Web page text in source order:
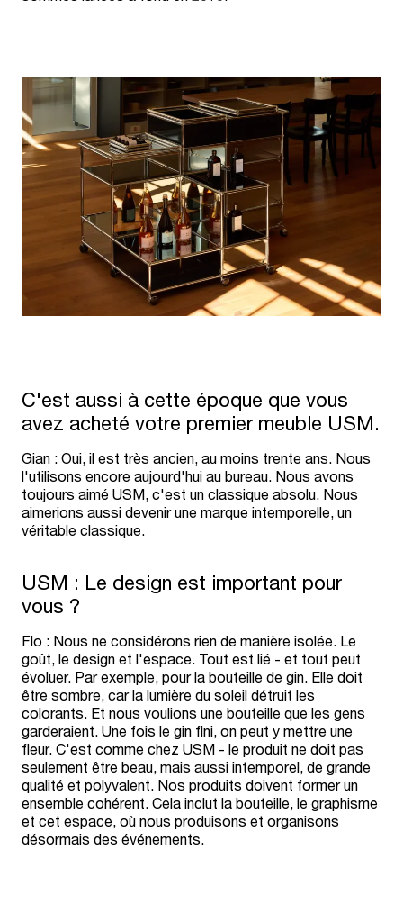
C'est aussi à cette époque que vous
avez acheté votre premier meuble USM.
Gian : Oui, il est très ancien, au moins trente ans. Nous
l'utilisons encore aujourd'hui au bureau. Nous avons
toujours aimé USM, c'est un classique absolu. Nous
aimerions aussi devenir une marque intemporelle, un
véritable classique.
USM : Le design est important pour
vous ?
Flo : Nous ne considérons rien de manière isolée. Le
goût, le design et l'espace. Tout est lié - et tout peut
évoluer. Par exemple, pour la bouteille de gin. Elle doit
être sombre, car la lumière du soleil détruit les
colorants. Et nous voulions une bouteille que les gens
garderaient. Une fois le gin fini, on peut y mettre une
fleur. C'est comme chez USM - le produit ne doit pas
seulement être beau, mais aussi intemporel, de grande
qualité et polyvalent. Nos produits doivent former un
ensemble cohérent. Cela inclut la bouteille, le graphisme
et cet espace, où nous produisons et organisons
désormais des événements.